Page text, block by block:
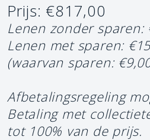
Prijs: €817,00
Lenen zonder sparen:
Lenen met sparen:
(waarvan sparen:
Afbetalingsregeling
Betaling met
tot 100% van de prijs.